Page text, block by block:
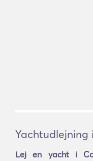
Yachtudlejning
Lej en yacht i